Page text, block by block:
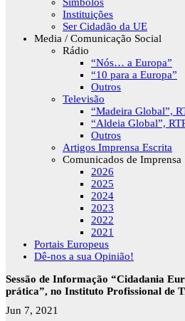
Instituições
Ser Cidadão da UE
Media / Comunicação Social
Rádio
“Nós… a Europa”
“10 para a Europa”
Outros
Televisão
“Madeira Global”,
“Aldeia Global”,
Outros
Artigos Imprensa Escrita
Comunicados de Imprensa
2026
2025
2024
2023
2022
2021
Portais Europeus
Dê-nos a sua Opinião!
Sessão de Informação “Cidadania
prática”, no Instituto Profissional de
Jun 7, 2021